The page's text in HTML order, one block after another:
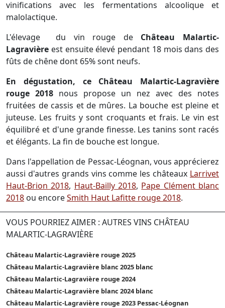
vinifications avec les fermentations alcoolique et
malolactique.
L'élevage du vin rouge de Château Malartic-
Lagravière est ensuite élevé pendant 18 mois dans des
fûts de chêne dont 65% sont neufs.
En dégustation, ce Château Malartic-Lagravière
rouge 2018 nous propose un nez avec des notes
fruitées de cassis et de mûres. La bouche est pleine et
juteuse. Les fruits y sont croquants et frais. Le vin est
équilibré et d'une grande finesse. Les tanins sont racés
et élégants. La fin de bouche est longue.
Dans l'appellation de Pessac-Léognan, vous apprécierez
aussi d'autres grands vins comme les châteaux Larrivet
Haut-Brion 2018, Haut-Bailly 2018, Pape Clément blanc
2018 ou encoreSmith Haut Lafitte rouge 2018.
VOUS POURRIEZ AIMER : AUTRES VINS CHÂTEAU
MALARTIC-LAGRAVIÈRE
Château Malartic-Lagravière rouge 2025
Château Malartic-Lagravière blanc 2025 blanc
Château Malartic-Lagravière rouge 2024
Château Malartic-Lagravière blanc 2024 blanc
Château Malartic-Lagravière rouge 2023 Pessac-Léognan